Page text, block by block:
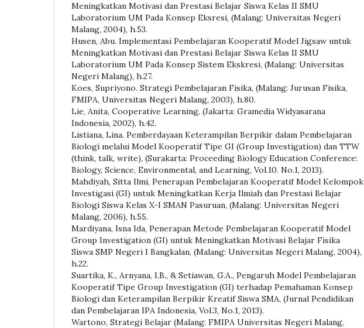
Meningkatkan Motivasi dan Prestasi Belajar Siswa Kelas II SMU
Laboratorium UM Pada Konsep Eksresi, (Malang: Universitas Negeri
Malang, 2004), h.53.
Husen, Abu. Implementasi Pembelajaran Kooperatif Model Jigsaw untuk
Meningkatkan Motivasi dan Prestasi Belajar Siswa Kelas II SMU
Laboratorium UM Pada Konsep Sistem Ekskresi, (Malang: Universitas
Negeri Malang), h.27.
Koes, Supriyono. Strategi Pembelajaran Fisika, (Malang: Jurusan Fisika,
FMIPA, Universitas Negeri Malang, 2003), h.80.
Lie, Anita, Cooperative Learning, (Jakarta: Gramedia Widyasarana
Indonesia, 2002), h.42.
Listiana, Lina. Pemberdayaan Keterampilan Berpikir dalam Pembelajaran
Biologi melalui Model Kooperatif Tipe GI (Group Investigation) dan TTW
(think, talk, write), (Surakarta: Proceeding Biology Education Conference:
Biology, Science, Environmental, and Learning, Vol.10. No.1, 2013).
Mahdiyah, Sitta Ilmi, Penerapan Pembelajaran Kooperatif Model Kelompok
Investigasi (GI) untuk Meningkatkan Kerja Ilmiah dan Prestasi Belajar
Biologi Siswa Kelas X-I SMAN Pasuruan, (Malang: Universitas Negeri
Malang, 2006), h.55.
Mardiyana, Isna Ida, Penerapan Metode Pembelajaran Kooperatif Model
Group Investigation (GI) untuk Meningkatkan Motivasi Belajar Fisika
Siswa SMP Negeri I Bangkalan, (Malang: Universitas Negeri Malang, 2004),
h.22.
Suartika, K., Arnyana, I.B., & Setiawan, G.A., Pengaruh Model Pembelajaran
Kooperatif Tipe Group Investigation (GI) terhadap Pemahaman Konsep
Biologi dan Keterampilan Berpikir Kreatif Siswa SMA, (Jurnal Pendidikan
dan Pembelajaran IPA Indonesia, Vol.3, No.1, 2013).
Wartono, Strategi Belajar (Malang: FMIPA Universitas Negeri Malang,